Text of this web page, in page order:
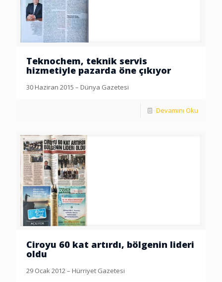
Teknochem, teknik servis
hizmetiyle pazarda öne çıkıyor
30 Haziran 2015 – Dünya Gazetesi
Devamını Oku
Ciroyu 60 kat artırdı, bölgenin lideri
oldu
29 Ocak 2012 – Hürriyet Gazetesi